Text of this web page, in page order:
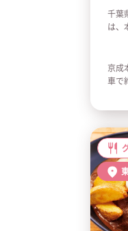
千葉
は、
ガー
振る
り
ご
大き
で幅
成成
備。
い。
京成
車で